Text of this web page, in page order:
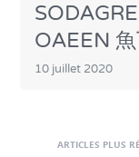
OAEEN
10 juillet 2020
ARTICLES PLUS